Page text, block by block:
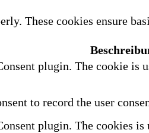
These cookies ensure
plugin. The cookie is
to record the user
plugin. The cookies